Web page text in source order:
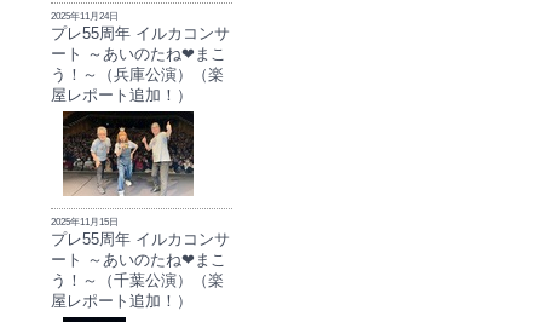
2025年11月24日
プレ55周年 イルカコンサ
ート ～あいのたね❤まこ
う！～（兵庫公演）（楽
屋レポート追加！）
2025年11月15日
プレ55周年 イルカコンサ
ート ～あいのたね❤まこ
う！～（千葉公演）（楽
屋レポート追加！）